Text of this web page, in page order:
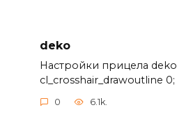
deko
Настройки прицела deko
cl_crosshair_drawoutline 0;
0 6.1k.